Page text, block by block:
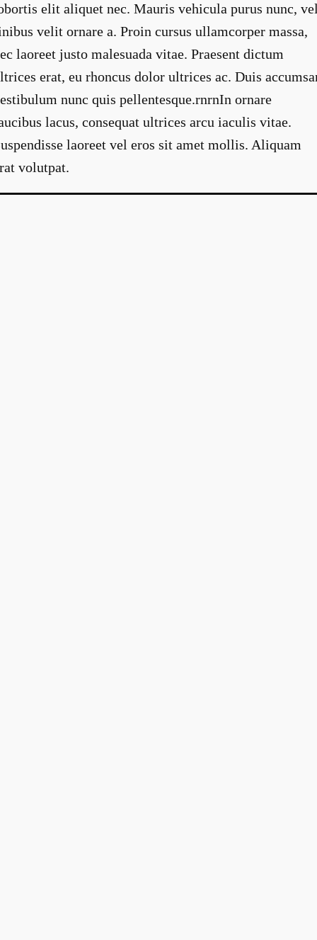
elit aliquet nec. Mauris vehicula purus nunc,
velit ornare a. Proin cursus ullamcorper massa,
laoreet justo malesuada vitae. Praesent dictum
erat, eu rhoncus dolor ultrices ac. Duis
nunc quis pellentesque.rnrnIn ornare
lacus, consequat ultrices arcu iaculis vitae.
laoreet vel eros sit amet mollis. Aliquam
volutpat.